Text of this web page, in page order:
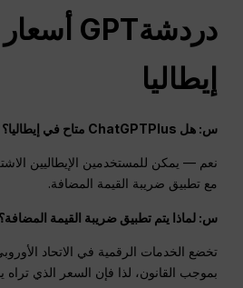
دردشةGPT
إيطاليا
س: هل ChatGPTPlus متاح في إيطاليا؟
نعم — يمكن للمستخدمين الإيطاليين
مع تطبيق ضريبة القيمة المضافة.
س: لماذا يتم تطبيق ضريبة القيمة المضافة؟
تخضع الخدمات الرقمية في الاتحاد
بموجب القانون، لذا فإن السعر الذي